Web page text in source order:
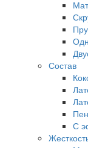
Состав
С